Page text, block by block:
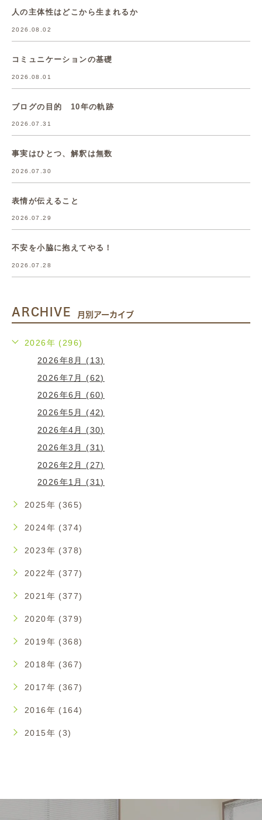
人の主体性はどこから生まれるか
2026.08.02
コミュニケーションの基礎
2026.08.01
ブログの目的 10年の軌跡
2026.07.31
事実はひとつ、解釈は無数
2026.07.30
表情が伝えること
2026.07.29
不安を小脇に抱えてやる！
2026.07.28
ARCHIVE 月別アーカイブ
2026年 (296)
2026年8月 (13)
2026年7月 (62)
2026年6月 (60)
2026年5月 (42)
2026年4月 (30)
2026年3月 (31)
2026年2月 (27)
2026年1月 (31)
2025年 (365)
2024年 (374)
2023年 (378)
2022年 (377)
2021年 (377)
2020年 (379)
2019年 (368)
2018年 (367)
2017年 (367)
2016年 (164)
2015年 (3)